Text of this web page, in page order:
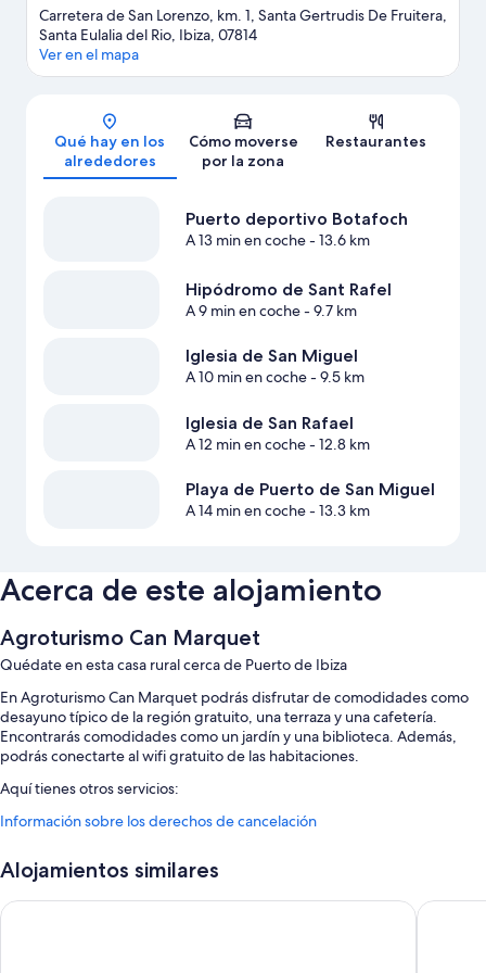
Carretera de San Lorenzo, km. 1, Santa Gertrudis De Fruitera,
Santa Eulalia del Rio, Ibiza, 07814
Ver en el mapa
Qué hay en los
alrededores
Cómo moverse
por la zona
Restaurantes
Puerto deportivo Botafoch
A 13 min en coche- 13.6 km
Hipódromo de Sant Rafel
A 9 min en coche- 9.7 km
Iglesia de San Miguel
A 10 min en coche- 9.5 km
Iglesia de San Rafael
A 12 min en coche- 12.8 km
Playa de Puerto de San Miguel
A 14 min en coche- 13.3 km
Acerca de este alojamiento
Agroturismo Can Marquet
Quédate en esta casa rural cerca de Puerto de Ibiza
En Agroturismo Can Marquet podrás disfrutar de comodidades como
desayuno típico de la región gratuito, una terraza y una cafetería.
Encontrarás comodidades como un jardín y una biblioteca. Además,
podrás conectarte al wifi gratuito de las habitaciones.
Aquí tienes otros servicios:
Una piscina al aire libre de temporada con tumbonas y sombrillas
Servicio de registro de salida exprés, consigna de equipaje y
asistencia turística y para la compra de entradas
Información sobre los derechos de cancelación
Alojamientos similares
Outsite Ibiza - Work, Connect, Explore Hotel